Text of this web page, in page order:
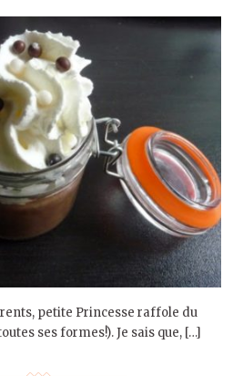
petite Princesse raffole du
ses formes!). Je sais que, […]